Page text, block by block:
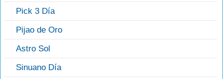
Pick 3 Día
Pijao de Oro
Astro Sol
Sinuano Día